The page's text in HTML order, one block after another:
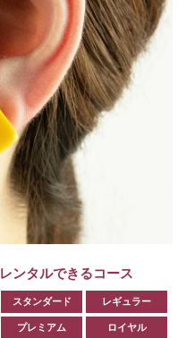
レンタルできるコース
スタンダード レギュラー
プレミアム ロイヤル